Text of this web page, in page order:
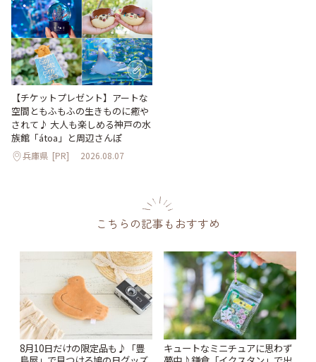
【チケットプレゼント】アートな
空間ともふもふの生きものに癒や
されて♪ 大人も楽しめる神戸の水
族館「átoa」と周辺さんぽ
兵庫県 [PR] 2026.08.07
こちらの記事もおすすめ
8月10日だけの限定品も♪「豊
キュートなミニチュアに思わず